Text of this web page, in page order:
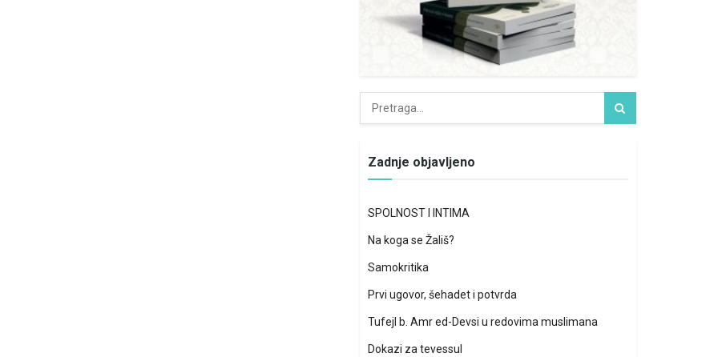
Zadnje objavljeno
SPOLNOST I INTIMA
Na koga se Žališ?
Samokritika
Prvi ugovor, šehadet i potvrda
Tufejl b. Amr ed-Devsi u redovima muslimana
Dokazi za tevessul